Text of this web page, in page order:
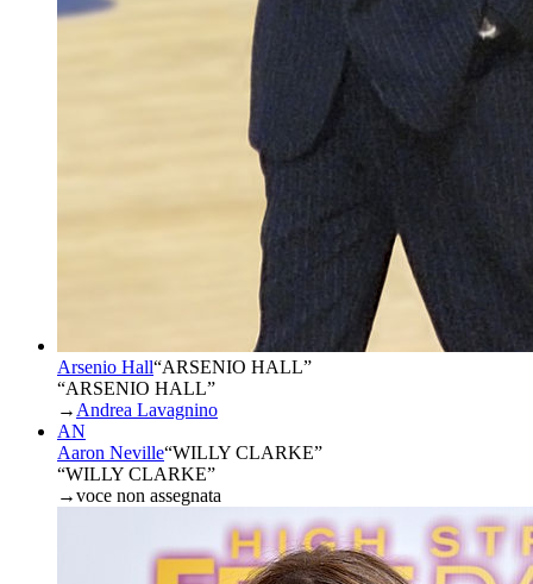
Arsenio Hall“ARSENIO HALL”
“ARSENIO HALL”
→ Andrea Lavagnino
AN
Aaron Neville“WILLY CLARKE”
“WILLY CLARKE”
→voce non assegnata